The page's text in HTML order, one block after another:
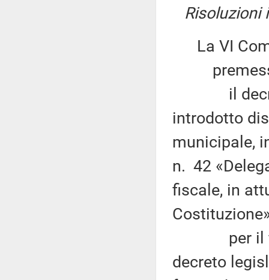
Risoluzioni
La VI
il decreto
introdotto
municipale,
n. 42
fiscale, in
per il
decreto